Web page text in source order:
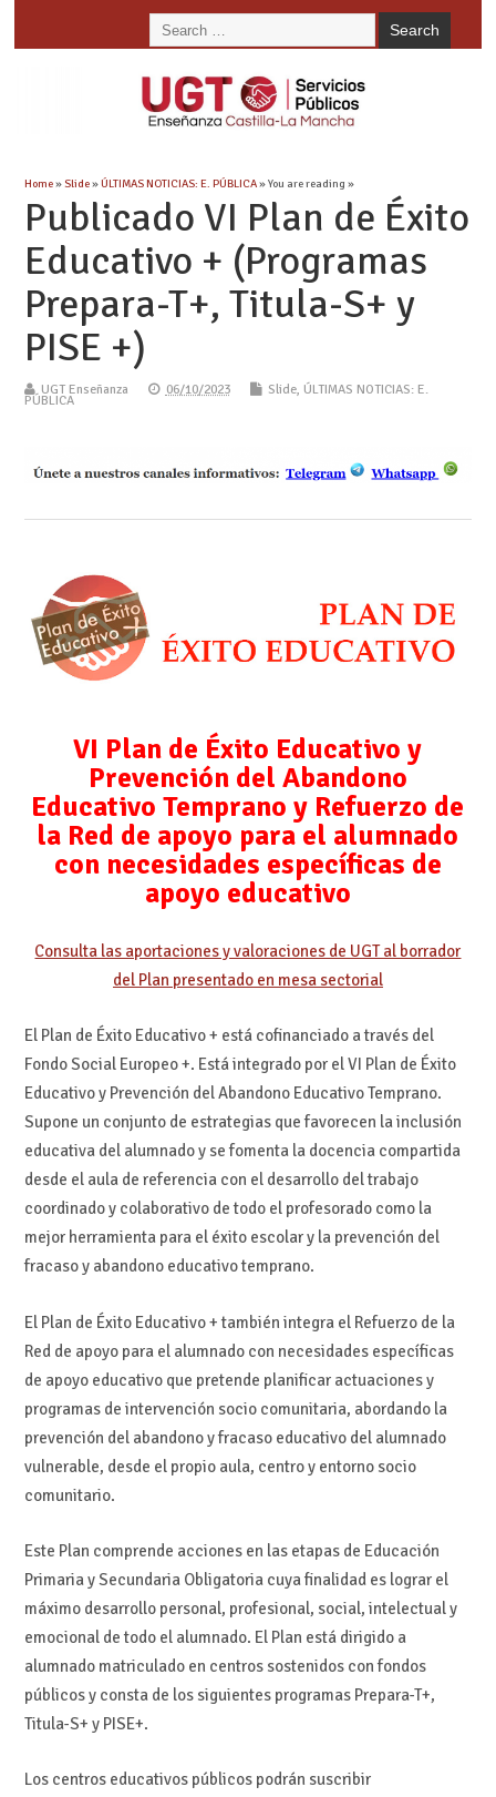
Home»Slide»ÚLTIMAS NOTICIAS: E. PÚBLICA» You are reading »
Publicado VI Plan de Éxito
Educativo + (Programas
Prepara-T+, Titula-S+ y
PISE +)
UGT Enseñanza 06/10/2023 Slide, ÚLTIMAS NOTICIAS: E.
PÚBLICA
VI Plan de Éxito Educativo y
Prevención del Abandono
Educativo Tempranoy Refuerzo de
la Red de apoyo para el alumnado
con necesidades específicas de
apoyo educativo
Consulta las aportaciones y valoraciones de UGT al borrador
del Plan presentado en mesa sectorial
El Plan de Éxito Educativo + está cofinanciado a través del
Fondo Social Europeo +. Está integrado por el VI Plan de Éxito
Educativo y Prevención del Abandono Educativo Temprano.
Supone un conjunto de estrategias que favorecen la inclusión
educativa del alumnado y se fomenta la docencia compartida
desde el aula de referencia con el desarrollo del trabajo
coordinado y colaborativo de todo el profesorado como la
mejor herramienta para el éxito escolar y la prevención del
fracaso y abandono educativo temprano.
El Plan de Éxito Educativo + también integra el Refuerzo de la
Red de apoyo para el alumnado con necesidades específicas
de apoyo educativo que pretende planificar actuaciones y
programas de intervención socio comunitaria, abordando la
prevención del abandono y fracaso educativo del alumnado
vulnerable, desde el propio aula, centro y entorno socio
comunitario.
Este Plan comprende acciones en las etapas de Educación
Primaria y Secundaria Obligatoria cuya finalidad es lograr el
máximo desarrollo personal, profesional, social, intelectual y
emocional de todo el alumnado. El Plan está dirigido a
alumnado matriculado en centros sostenidos con fondos
públicos y consta de los siguientes programas Prepara-T+,
Titula-S+ y PISE+.
Los centros educativos públicos podrán suscribir